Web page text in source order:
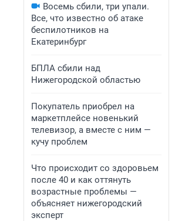
Восемь сбили, три упали.
Все, что известно об атаке
беспилотников на
Екатеринбург
БПЛА сбили над
Нижегородской областью
Покупатель приобрел на
маркетплейсе новенький
телевизор, а вместе с ним —
кучу проблем
Что происходит со здоровьем
после 40 и как оттянуть
возрастные проблемы —
объясняет нижегородский
эксперт